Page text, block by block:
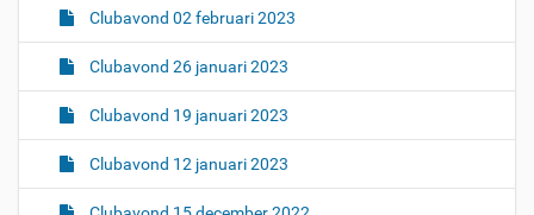
Clubavond 02 februari 2023
Clubavond 26 januari 2023
Clubavond 19 januari 2023
Clubavond 12 januari 2023